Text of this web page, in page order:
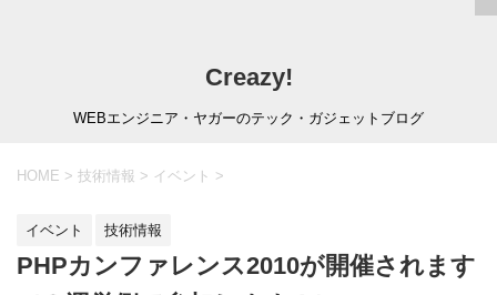
Creazy!
WEBエンジニア・ヤガーのテック・ガジェットブログ
HOME > 技術情報 > イベント >
イベント 技術情報
PHPカンファレンス2010が開催されます